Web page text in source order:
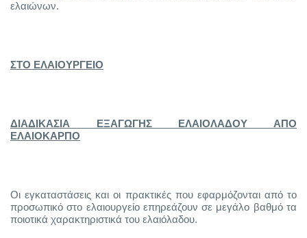
ελαιώνων.
ΣΤΟ ΕΛΑΙΟΥΡΓΕΙΟ
ΔΙΑΔΙΚΑΣΙΑ ΕΞΑΓΩΓΗΣ ΕΛΑΙΟΛΑΔΟΥ ΑΠΟ
ΕΛΑΙΟΚΑΡΠΟ
Οι εγκαταστάσεις και οι πρακτικές που εφαρμόζονται από το
προσωπικό στο ελαιουργείο επηρεάζουν σε μεγάλο βαθμό τα
ποιοτικά χαρακτηριστικά του ελαιόλαδου.